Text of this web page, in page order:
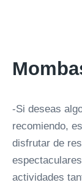
-Si deseas
recomiendo,
disfrutar de
actividades